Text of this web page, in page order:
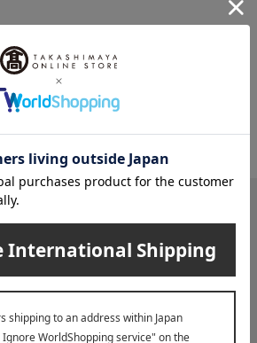
らせ
ールマガジン
ンペーン、新着・SALE・おすすめ商品な
ストア」のお得＆うれしい情報をお届けい